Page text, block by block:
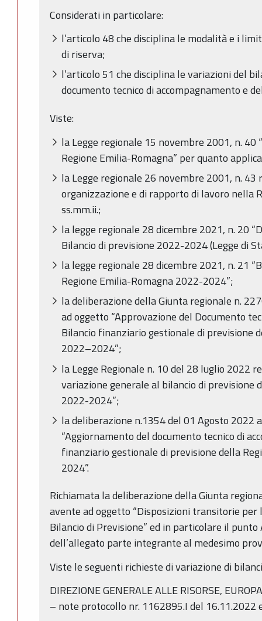
Considerati in particolare:
l’articolo 48 che disciplina le modalità e i
di riserva;
l’articolo 51 che disciplina le variazioni del
documento tecnico di accompagnamento e
Viste:
la Legge regionale 15 novembre 2001, n.
Regione Emilia-Romagna” per quanto
la Legge regionale 26 novembre 2001, n.
organizzazione e di rapporto di lavoro nella
ss.mm.ii.;
la legge regionale 28 dicembre 2021, n. 20
Bilancio di previsione 2022-2024 (Legge di
la legge regionale 28 dicembre 2021, n. 21
Regione Emilia-Romagna 2022-2024”;
la deliberazione della Giunta regionale n.
ad oggetto “Approvazione del Documento
Bilancio finanziario gestionale di previsione
2022–2024”;
la Legge Regionale n. 10 del 28 luglio 2022
variazione generale al bilancio di previsione
2022-2024”;
la deliberazione n.1354 del 01 Agosto 2022
“Aggiornamento del documento tecnico di
finanziario gestionale di previsione della
2024”.
Richiamata la deliberazione della Giunta
avente ad oggetto “Disposizioni transitorie
Bilancio di Previsione” ed in particolare il
dell’allegato parte integrante al medesimo
Viste le seguenti richieste di variazione di
DIREZIONE GENERALE ALLE RISORSE,
– note protocollo nr. 1162895.I del 16.11.2022